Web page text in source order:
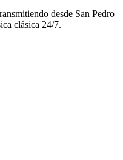
desde San Pedro
clásica 24/7.